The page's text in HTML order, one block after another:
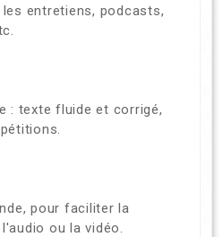
entretiens, podcasts,
: texte fluide et corrigé,
pour faciliter la
ou la vidéo.